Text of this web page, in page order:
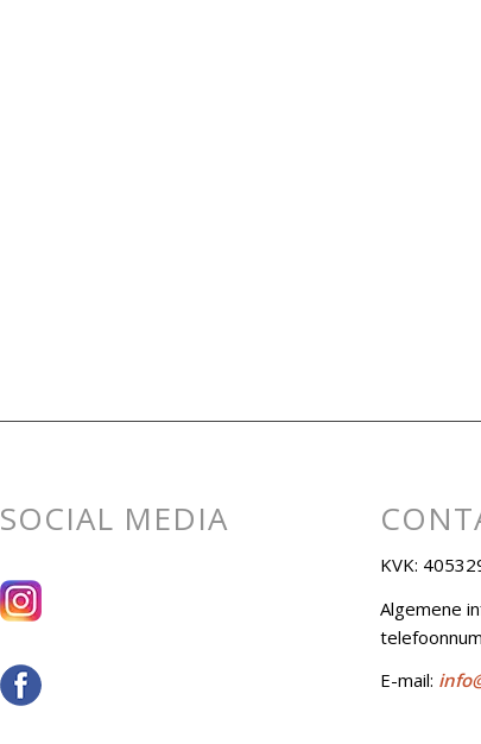
SOCIAL MEDIA
KVK:
Algemene
E-mail: